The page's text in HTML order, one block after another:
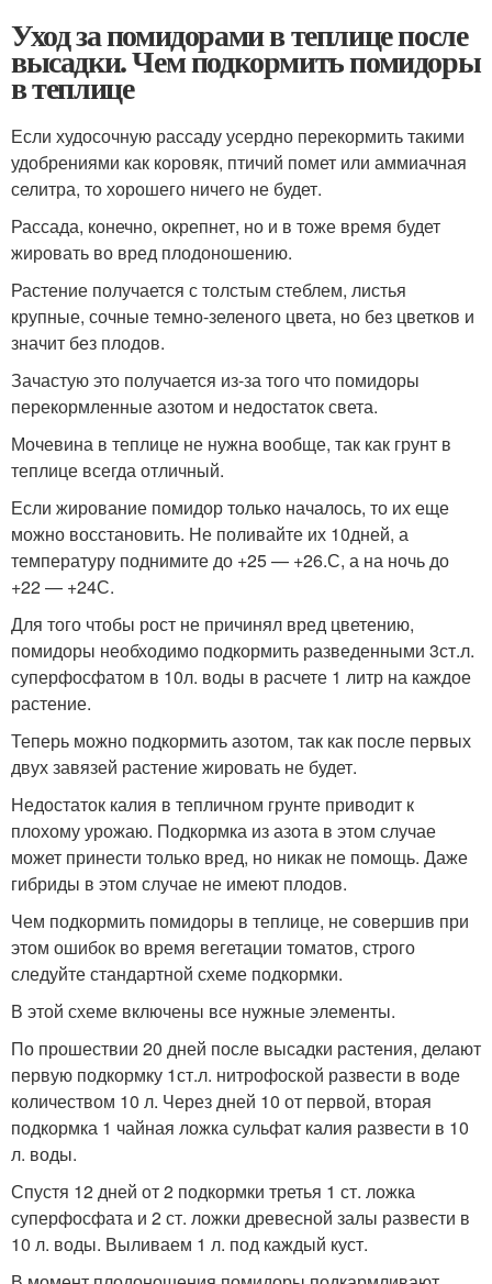
Уход за помидорами в теплице после
высадки. Чем подкормить помидоры
в теплице
Если худосочную рассаду усердно перекормить такими
удобрениями как коровяк, птичий помет или аммиачная
селитра, то хорошего ничего не будет.
Рассада, конечно, окрепнет, но и в тоже время будет
жировать во вред плодоношению.
Растение получается с толстым стеблем, листья
крупные, сочные темно-зеленого цвета, но без цветков и
значит без плодов.
Зачастую это получается из-за того что помидоры
перекормленные азотом и недостаток света.
Мочевина в теплице не нужна вообще, так как грунт в
теплице всегда отличный.
Если жирование помидор только началось, то их еще
можно восстановить. Не поливайте их 10дней, а
температуру поднимите до +25 — +26.С, а на ночь до
+22 — +24С.
Для того чтобы рост не причинял вред цветению,
помидоры необходимо подкормить разведенными 3ст.л.
суперфосфатом в 10л. воды в расчете 1 литр на каждое
растение.
Теперь можно подкормить азотом, так как после первых
двух завязей растение жировать не будет.
Недостаток калия в тепличном грунте приводит к
плохому урожаю. Подкормка из азота в этом случае
может принести только вред, но никак не помощь. Даже
гибриды в этом случае не имеют плодов.
Чем подкормить помидоры в теплице, не совершив при
этом ошибок во время вегетации томатов, строго
следуйте стандартной схеме подкормки.
В этой схеме включены все нужные элементы.
По прошествии 20 дней после высадки растения, делают
первую подкормку 1ст.л. нитрофоской развести в воде
количеством 10 л. Через дней 10 от первой, вторая
подкормка 1 чайная ложка сульфат калия развести в 10
л. воды.
Спустя 12 дней от 2 подкормки третья 1 ст. ложка
суперфосфата и 2 ст. ложки древесной залы развести в
10 л. воды. Выливаем 1 л. под каждый куст.